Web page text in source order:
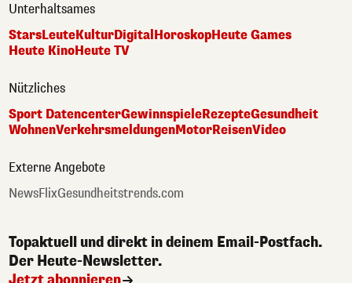
Unterhaltsames
StarsLeuteKulturDigital HoroskopHeute Games
Heute KinoHeute TV
Nützliches
Sport DatencenterGewinnspieleRezepteGesundheit
WohnenVerkehrsmeldungenMotorReisenVideo
Externe Angebote
NewsFlixGesundheitstrends.com
Topaktuell und direkt in deinem Email-Postfach.
Der Heute-Newsletter.